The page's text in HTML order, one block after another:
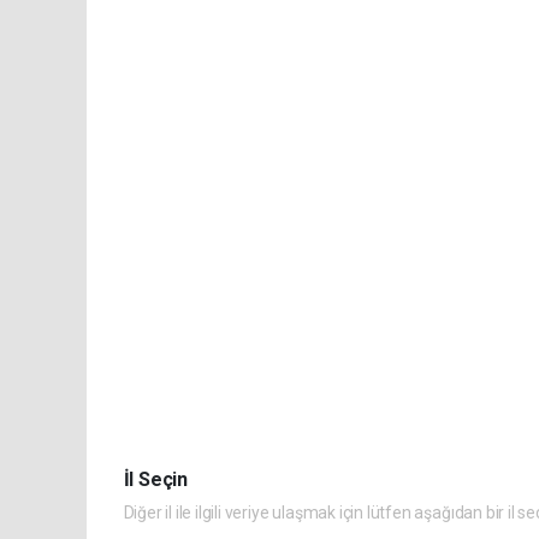
İl Seçin
Diğer il ile ilgili veriye ulaşmak için lütfen aşağıdan bir il